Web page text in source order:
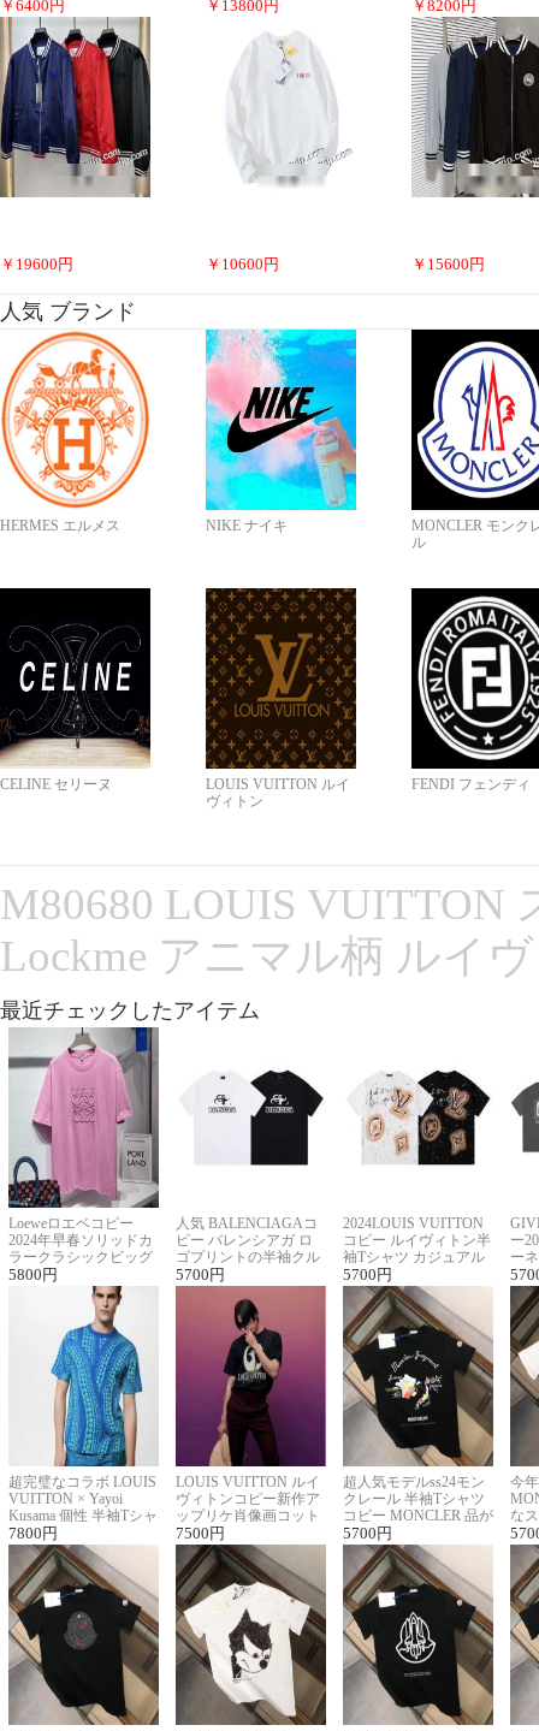
￥ 6400 円 ￥ 13800 円 ￥ 8200 円
￥ 19600 円 ￥ 10600 円 ￥ 15600 円
人気 ブランド
HERMES エルメス NIKE ナイキ
MONCLER モンク
ル
CELINE セリーヌ
LOUIS VUITTON ルイ
ヴィトン
FENDI フェンディ
M80680 LOUIS VUITTON
Lockme アニマル柄 ルイ
最近チェックしたアイテム
Loeweロエベコピー
2024年早春ソリッドカ
ラークラシックビッグ
ロゴ刺繍Tシャツ
5800 円
人気 BALENCIAGAコ
ピー バレンシアガ ロ
ゴプリントの半袖クル
ーネックTシャツ
5700 円
2024LOUIS VUITTON
コピー ルイヴィトン半
袖Tシャツ カジュアル
に馴染む 2色展開
5700 円
ー
ー
ー
超完璧なコラボ LOUIS
VUITTON × Yayoi
Kusama 個性 半袖Tシャ
ツコピー男女兼用
7800 円
LOUIS VUITTON ルイ
ヴィトンコピー新作ア
ップリケ肖像画コット
ンニット半袖Tシャツ
7500 円
超人気モデルss24モン
クレール 半袖Tシャツ
コピー MONCLER 品が
良く見た目
5700 円
今
な
ル